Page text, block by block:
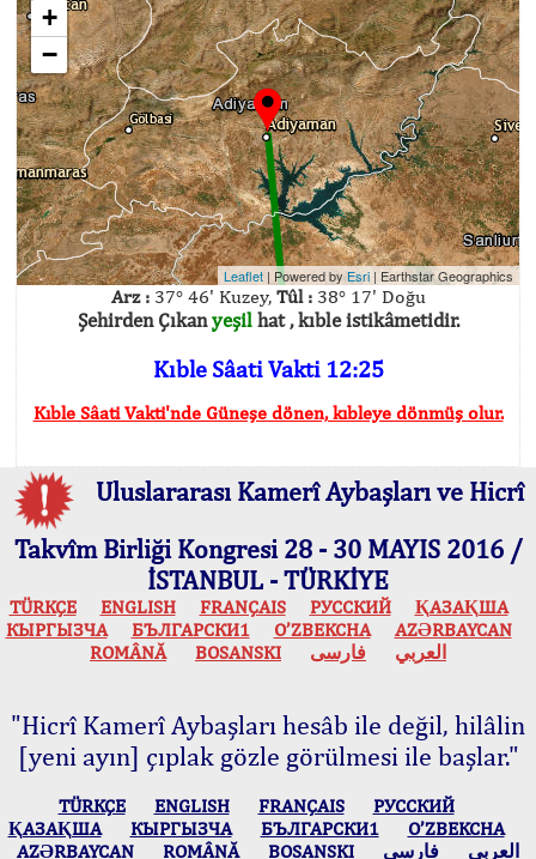
+
−
Leaflet | Powered byEsri| Earthstar Geographics
Arz :37° 46' Kuzey, Tûl :38° 17' Doğu
Şehirden Çıkanyeşilhat , kıble istikâmetidir.
Kıble Sâati Vakti 12:25
Kıble Sâati Vakti'nde Güneşe dönen, kıbleye dönmüş olur.
Uluslararası Kamerî Aybaşları ve Hicrî
Takvîm Birliği Kongresi 28 - 30 MAYIS 2016 /
İSTANBUL - TÜRKİYE
TÜRKÇE ENGLISH FRANÇAIS РУССКИЙ
ҚАЗАҚША
КЫPГЫЗЧA
БЪЛГАРСКИ1 O’ZBEKCHA
AZӘRBAYCAN
ROMÂNĂ
BOSANSKI العربي فارسی
"Hicrî Kamerî Aybaşları hesâb ile değil, hilâlin
[yeni ayın] çıplak gözle görülmesi ile başlar."
TÜRKÇE ENGLISH FRANÇAIS
РУССКИЙ
ҚАЗАҚША
КЫPГЫЗЧA БЪЛГАРСКИ1
O’ZBEKCHA
AZӘRBAYCAN
ROMÂNĂ BOSANSKI العربي فارسی